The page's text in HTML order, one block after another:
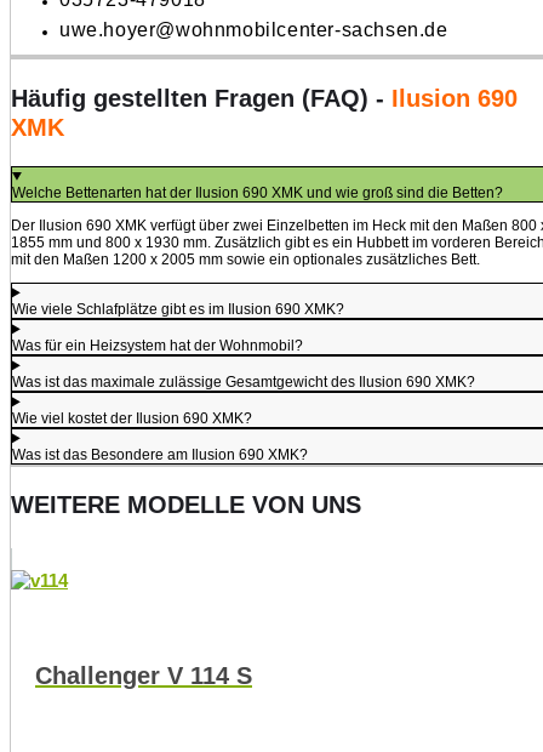
uwe.hoyer@wohnmobilcenter-sachsen.de
Häufig gestellten Fragen (FAQ) - Ilusion 690
XMK
Welche Bettenarten hat der Ilusion 690 XMK und wie groß sind die Betten?
Der Ilusion 690 XMK verfügt über zwei Einzelbetten im Heck mit den Maßen 800
1855 mm und 800 x 1930 mm. Zusätzlich gibt es ein Hubbett im vorderen
mit den Maßen 1200 x 2005 mm sowie ein optionales zusätzliches Bett.
Wie viele Schlafplätze gibt es im Ilusion 690 XMK?
Was für ein Heizsystem hat der Wohnmobil?
Was ist das maximale zulässige Gesamtgewicht des Ilusion 690 XMK?
Wie viel kostet der Ilusion 690 XMK?
Was ist das Besondere am Ilusion 690 XMK?
WEITERE MODELLE VON UNS
Challenger V 114 S